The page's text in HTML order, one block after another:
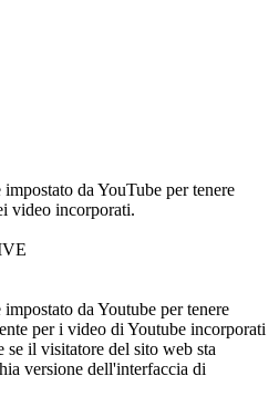
da YouTube per tenere
video incorporati.
da Youtube per tenere
per i video di Youtube incorporati
se il visitatore del sito web sta
versione dell'interfaccia di